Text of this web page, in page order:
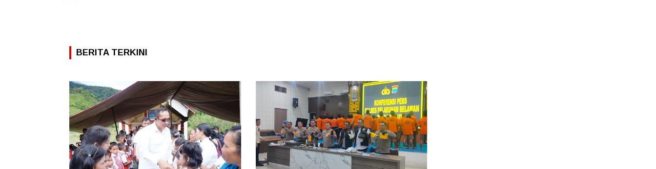
BERITA TERKINI